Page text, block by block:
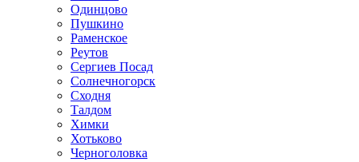
Одинцово
Пушкино
Раменское
Реутов
Сергиев Посад
Солнечногорск
Сходня
Талдом
Химки
Хотьково
Черноголовка